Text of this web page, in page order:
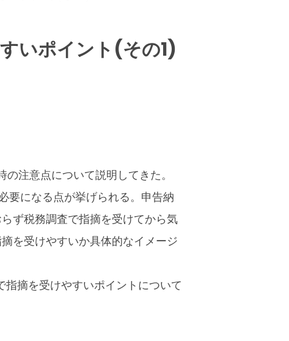
いポイント(その1)
注意点について説明してきた。
要になる点が挙げられる。申告納
ず税務調査で指摘を受けてから気
を受けやすいか具体的なイメージ
摘を受けやすいポイントについて